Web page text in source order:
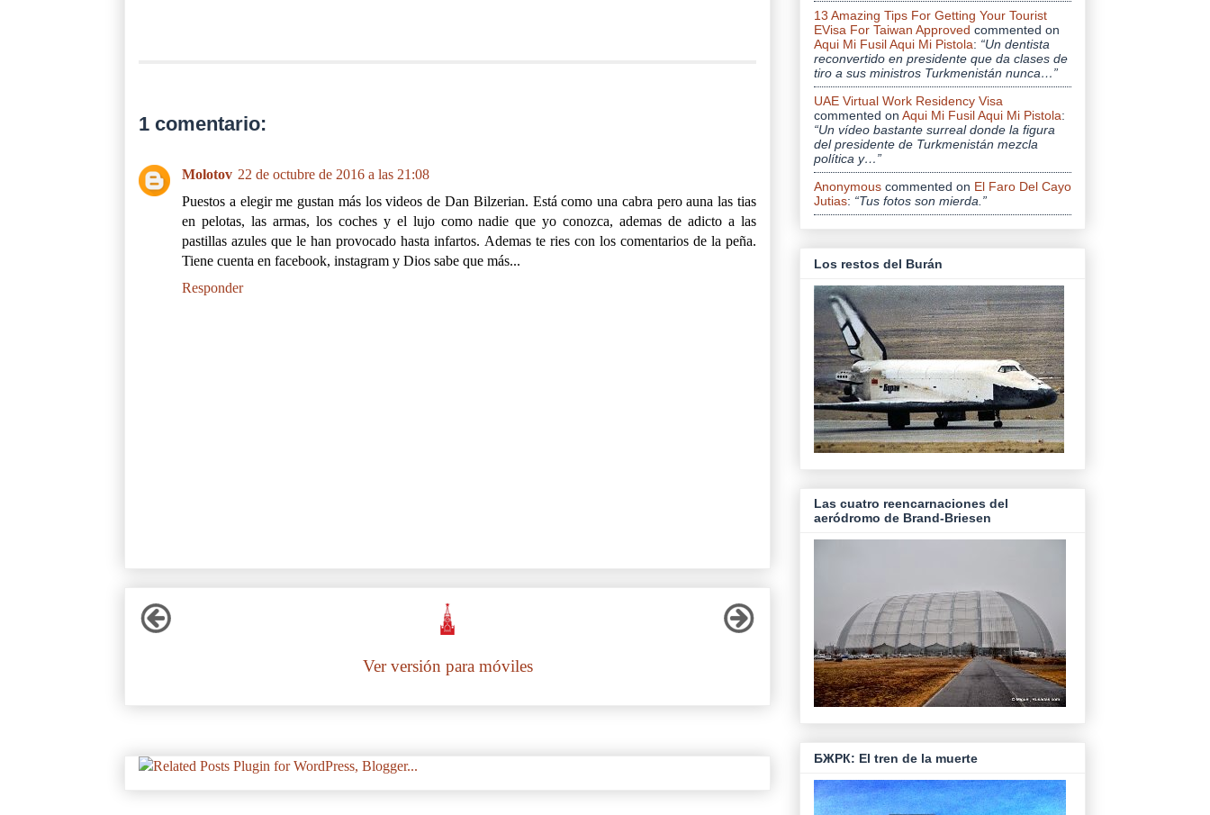
1 comentario:
Molotov 22 de octubre de 2016 a las 21:08
Puestos a elegir me gustan más los videos de Dan Bilzerian. Está como una cabra pero auna las tias
en pelotas, las armas, los coches y el lujo como nadie que yo conozca, ademas de adicto a las
pastillas azules que le han provocado hasta infartos. Ademas te ries con los comentarios de la peña.
Tiene cuenta en facebook, instagram y Dios sabe que más...
Responder
Ver versión para móviles
13 Amazing Tips For Getting Your Tourist
EVisa For Taiwan Approved commented on
Aqui Mi Fusil Aqui Mi Pistola: “Un dentista
reconvertido en presidente que da clases de
tiro a sus ministros Turkmenistán nunca…”
UAE Virtual Work Residency Visa
commented on Aqui Mi Fusil Aqui Mi Pistola:
“Un vídeo bastante surreal donde la figura
del presidente de Turkmenistán mezcla
política y…”
Anonymous commented on El Faro Del Cayo
Jutias: “Tus fotos son mierda.”
Los restos del Burán
Las cuatro reencarnaciones del
aeródromo de Brand-Briesen
БЖРК: El tren de la muerte